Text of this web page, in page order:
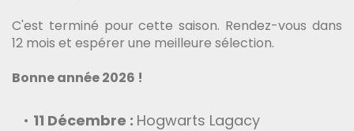
C'est terminé pour cette saison. Rendez-vous dans
12 mois et espérer une meilleure sélection.
Bonne année 2026 !
11 Décembre : Hogwarts Lagacy